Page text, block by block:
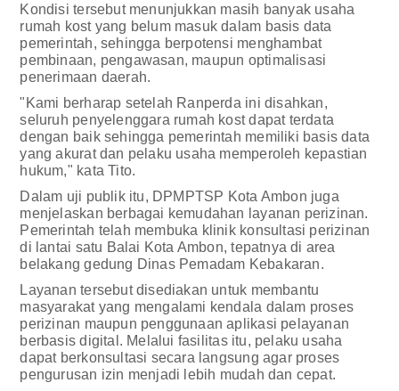
Kondisi tersebut menunjukkan masih banyak usaha
rumah kost yang belum masuk dalam basis data
pemerintah, sehingga berpotensi menghambat
pembinaan, pengawasan, maupun optimalisasi
penerimaan daerah.
"Kami berharap setelah Ranperda ini disahkan,
seluruh penyelenggara rumah kost dapat terdata
dengan baik sehingga pemerintah memiliki basis data
yang akurat dan pelaku usaha memperoleh kepastian
hukum," kata Tito.
Dalam uji publik itu, DPMPTSP Kota Ambon juga
menjelaskan berbagai kemudahan layanan perizinan.
Pemerintah telah membuka klinik konsultasi perizinan
di lantai satu Balai Kota Ambon, tepatnya di area
belakang gedung Dinas Pemadam Kebakaran.
Layanan tersebut disediakan untuk membantu
masyarakat yang mengalami kendala dalam proses
perizinan maupun penggunaan aplikasi pelayanan
berbasis digital. Melalui fasilitas itu, pelaku usaha
dapat berkonsultasi secara langsung agar proses
pengurusan izin menjadi lebih mudah dan cepat.